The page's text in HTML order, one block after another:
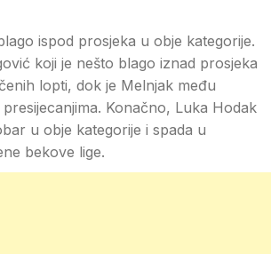
ispod prosjeka u obje kategorije.
koji je nešto blago iznad prosjeka
lopti, dok je Melnjak među
presijecanjima. Konačno, Luka Hodak
u obje kategorije i spada u
bekove lige.